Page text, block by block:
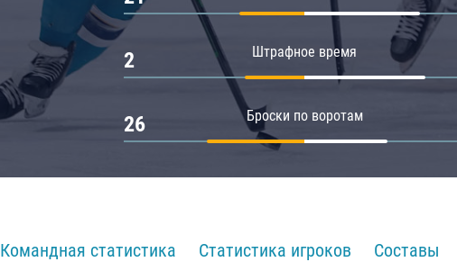
Штрафное время
2
Броски по воротам
26
Командная статистика Статистика игроков Составы